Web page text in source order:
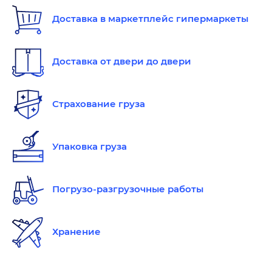
Доставка в маркетплейс гипермаркеты
Доставка от двери до двери
Страхование груза
Упаковка груза
Погрузо-разгрузочные работы
Хранение